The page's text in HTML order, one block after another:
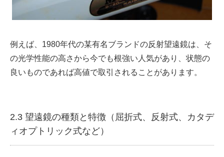
例えば、1980年代の某有名ブランドの反射望遠鏡は、そ
の光学性能の高さから今でも根強い人気があり、状態の
良いものであれば高値で取引されることがあります。
2.3 望遠鏡の種類と特徴（屈折式、反射式、カタデ
ィオプトリック式など）